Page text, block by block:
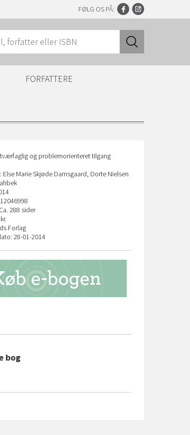
FØLG OS PÅ:
FORFATTERE
tværfaglig og problemorienteret tilgang
Else Marie Skjøde Damsgaard, Dorte Nielsen
288 sider
Forlag
28-01-2014
bog